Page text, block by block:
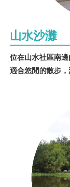
山水沙灘
位在山水社區南
適合悠閒的散步，